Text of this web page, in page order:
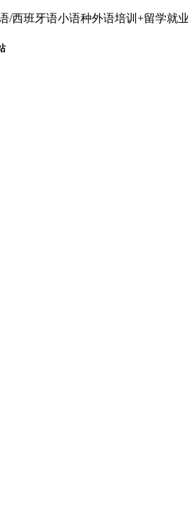
/西班牙语小语种外语培训+留学就